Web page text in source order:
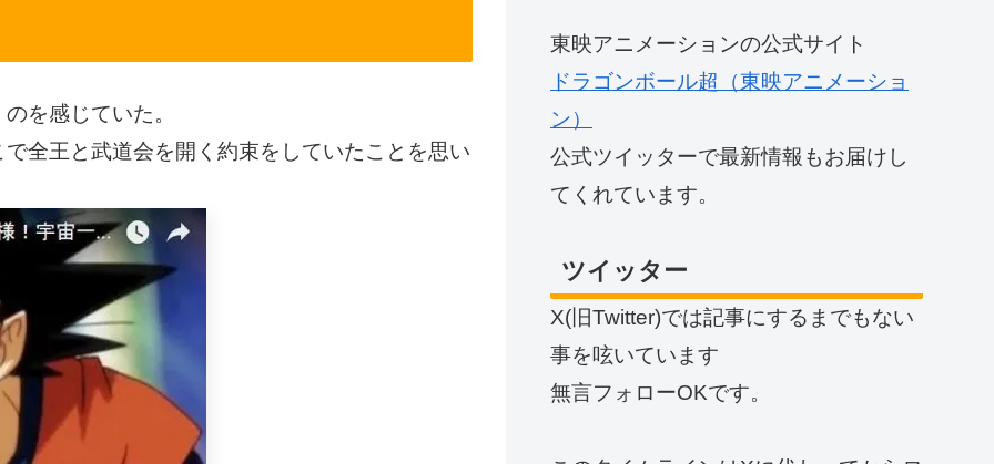
を感じていた。
全王と武道会を開く約束をしていたことを思い
東映アニメーションの公式サイト
ドラゴンボール超（東映アニメーショ
ン）
公式ツイッターで最新情報もお届けし
てくれています。
ツイッター
X(旧Twitter)では記事にするまでもない
事を呟いています
無言フォローOKです。